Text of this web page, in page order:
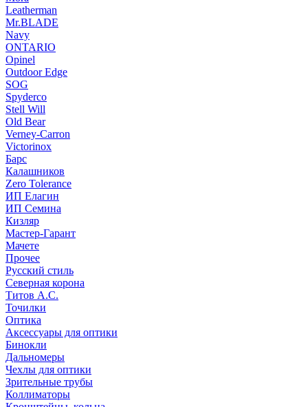
Leatherman
Mr.BLADE
Navy
ONTARIO
Opinel
Outdoor Edge
SOG
Spyderco
Stell Will
Old Bear
Verney-Carron
Victorinox
Барс
Калашников
Zero Tolerance
ИП Елагин
ИП Семина
Кизляр
Мастер-Гарант
Мачете
Прочее
Русский стиль
Северная корона
Титов А.С.
Точилки
Оптика
Аксессуары для оптики
Бинокли
Дальномеры
Чехлы для оптики
Зрительные трубы
Коллиматоры